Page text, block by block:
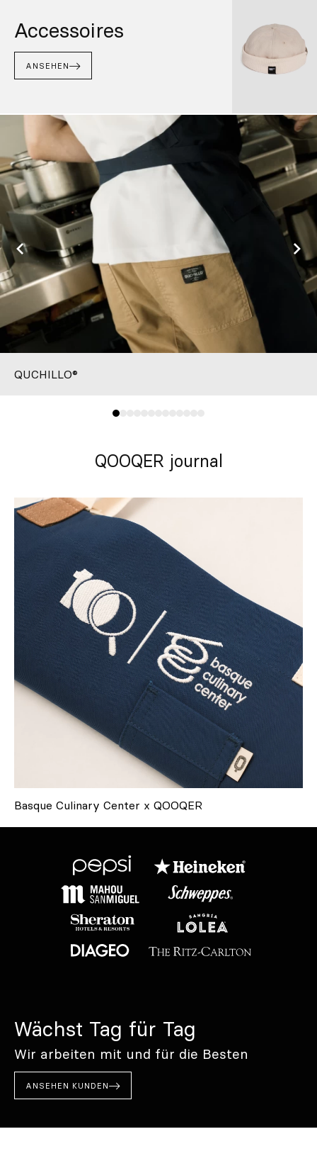
Accessoires
ANSEHEN
QUCHILLO®
QOOQER journal
Basque Culinary Center x QOOQER
Wächst Tag für Tag
Wir arbeiten mit und für die Besten
ANSEHEN KUNDEN